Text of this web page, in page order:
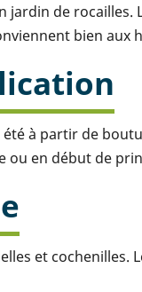
jardin de rocailles.
bien aux
à partir de
ou en début de
et